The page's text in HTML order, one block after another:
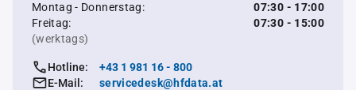
Montag - Donnerstag:
07:30 - 17:00
Freitag:
07:30 - 15:00
(werktags)
Hotline:
+43 1 981 16 - 800
E-Mail:
servicedesk@hfdata.at